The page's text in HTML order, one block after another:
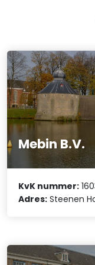
Mebin B.V.
KvK nummer:
Adres: Steenen